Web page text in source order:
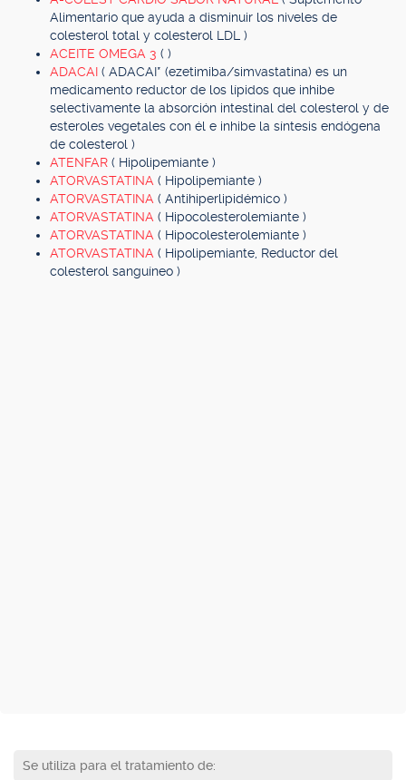
Alimentario que ayuda a disminuir los niveles de
colesterol total y colesterol LDL )
ACEITE OMEGA 3 ( )
ADACAI ( ADACAI* (ezetimiba/simvastatina) es un
medicamento reductor de los lípidos que inhibe
selectivamente la absorción intestinal del colesterol y de
esteroles vegetales con él e inhibe la síntesis endógena
de colesterol )
ATENFAR ( Hipolipemiante )
ATORVASTATINA ( Hipolipemiante )
ATORVASTATINA ( Antihiperlipidémico )
ATORVASTATINA ( Hipocolesterolemiante )
ATORVASTATINA ( Hipocolesterolemiante )
ATORVASTATINA ( Hipolipemiante, Reductor del
colesterol sanguíneo )
Se utiliza para el tratamiento de: